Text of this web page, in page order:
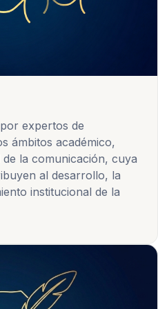
expertos de
ámbitos académico,
la comunicación, cuya
al desarrollo, la
institucional de la